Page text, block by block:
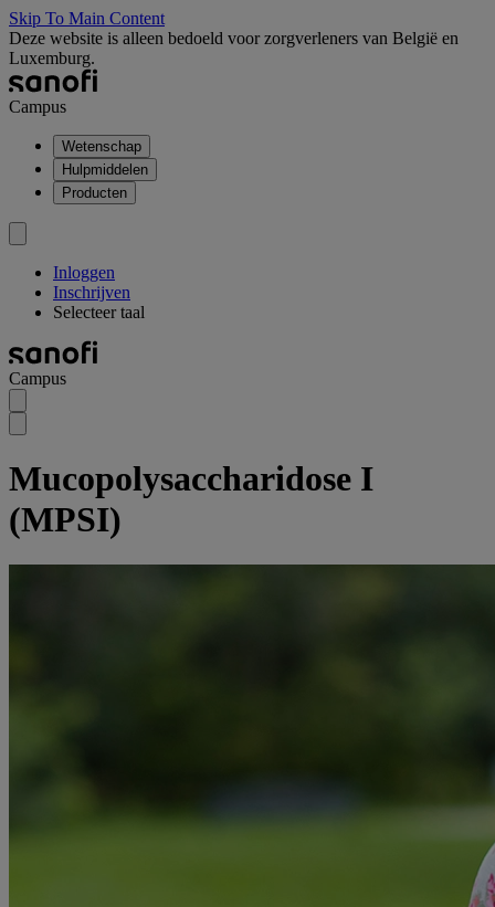
Skip To Main Content
Deze website is alleen bedoeld voor zorgverleners van België en
Luxemburg.
Campus
Wetenschap
Hulpmiddelen
Producten
Inloggen
Inschrijven
Selecteer taal
Campus
Mucopolysaccharidose I
(MPSI)